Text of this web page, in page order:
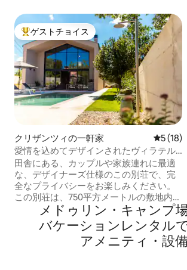
大好評のゲストチョイスです。
ゲストチョイス
クリザンツィの一軒家 レビュ
5 (18)
愛情を込めてデザインされたヴィラテル
ザ
田舎にある、カップルや家族連れに最適
な、デザイナーズ仕様のこの別荘で、完
全なプライバシーをお楽しみください。
この別荘は、750平方メートルの敷地内に
ある109平方メートルの建物です。この家
には、バスルーム付きの快適な寝室2室、
リビングルーム、設備の整ったキッチ
ン、ガスグリルと温水ジャグジープール
メドゥリン・キャンプ
バ⁠ケ⁠ー⁠シ⁠ョ⁠ン⁠レ⁠ン⁠タ⁠ル⁠
ア⁠メ⁠ニ⁠テ⁠ィ⁠・⁠設⁠